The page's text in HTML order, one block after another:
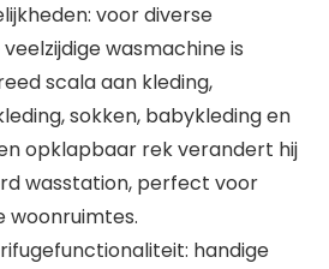
voor diverse
wasmachine is
scala aan kleding,
sokken, babykleding en
opklapbaar rek verandert hij
wasstation, perfect voor
woonruimtes.
handige